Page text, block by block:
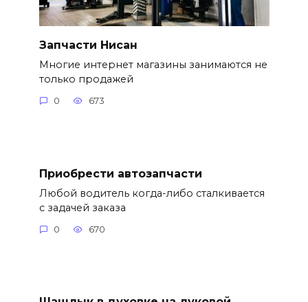
Запчасти Нисан
Многие интернет магазины занимаются не
только продажей
0 673
Приобрести автозапчасти
Любой водитель когда-либо сталкивается
с задачей заказа
0 670